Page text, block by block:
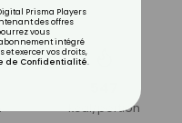
kcal/portion
Prisma Players
des offres
vous
intégré
exercer vos droits,
de Confidentialité.